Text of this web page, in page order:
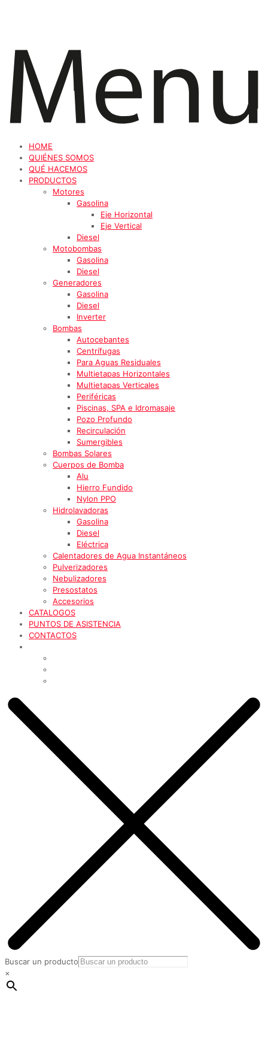
HOME
QUIÉNES SOMOS
QUÉ HACEMOS
PRODUCTOS
Motores
Gasolina
Eje Horizontal
Eje Vertical
Diesel
Motobombas
Gasolina
Diesel
Generadores
Gasolina
Diesel
Inverter
Bombas
Autocebantes
Centrífugas
Para Aguas Residuales
Multietapas Horizontales
Multietapas Verticales
Periféricas
Piscinas, SPA e Idromasaje
Pozo Profundo
Recirculación
Sumergibles
Bombas Solares
Cuerpos de Bomba
Alu
Hierro Fundido
Nylon PPO
Hidrolavadoras
Gasolina
Diesel
Eléctrica
Calentadores de Agua Instantáneos
Pulverizadores
Nebulizadores
Presostatos
Accesorios
CATALOGOS
PUNTOS DE ASISTENCIA
CONTACTOS
Buscar un producto
×